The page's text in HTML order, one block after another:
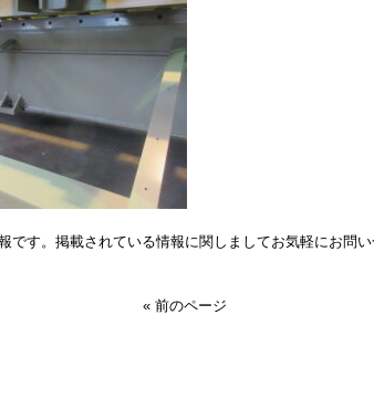
です。掲載されている情報に関しましてお気軽にお問い
« 前のページ